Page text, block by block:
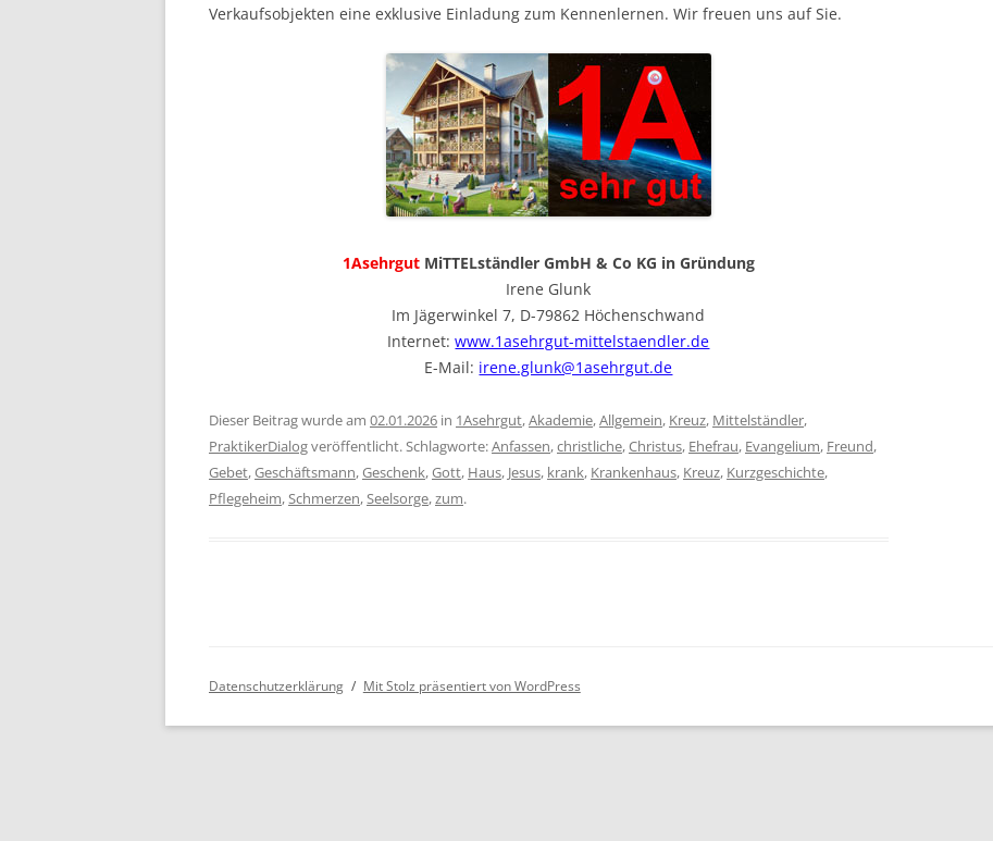
Verkaufsobjekten eine exklusive Einladung zum Kennenlernen. Wir freuen uns auf Sie.
1AsehrgutMiTTELständler GmbH & Co KG in Gründung
Irene Glunk
Im Jägerwinkel 7, D-79862 Höchenschwand
Internet:www.1asehrgut-mittelstaendler.de
E-Mail: irene.glunk@1asehrgut.de
Dieser Beitrag wurde am 02.01.2026 in 1Asehrgut,Akademie,Allgemein, Kreuz, Mittelständler,
PraktikerDialogveröffentlicht. Schlagworte:Anfassen,christliche,Christus, Ehefrau, Evangelium, Freund,
Gebet,Geschäftsmann,Geschenk,Gott, Haus, Jesus, krank, Krankenhaus, Kreuz, Kurzgeschichte,
Pflegeheim,Schmerzen,Seelsorge,zum.
Datenschutzerklärung Mit Stolz präsentiert von WordPress